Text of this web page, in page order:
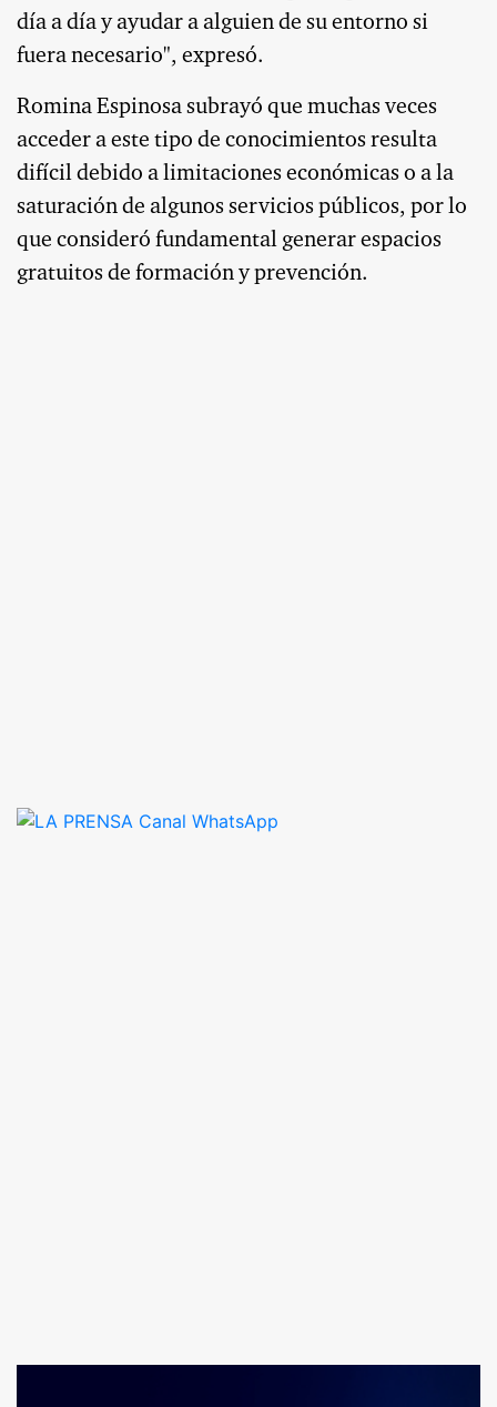
día a día y ayudar a alguien de su entorno si
fuera necesario", expresó.
Romina Espinosa subrayó que muchas veces
acceder a este tipo de conocimientos resulta
difícil debido a limitaciones económicas o a la
saturación de algunos servicios públicos, por lo
que consideró fundamental generar espacios
gratuitos de formación y prevención.